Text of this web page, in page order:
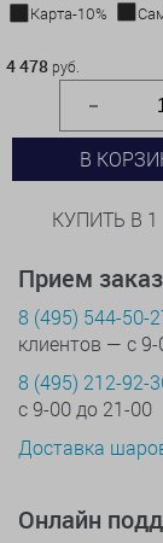
Карта-10%
4 478 руб.
В
КУПИТЬ В
Прием
8 (495) 544-50-
клиентов — с
8 (495) 212-92-
с 9-00 до 21-00
Доставка
Онлайн